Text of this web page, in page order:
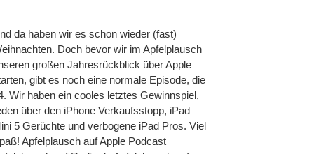
da haben wir es schon wieder (fast)
Doch bevor wir im Apfelplausch
großen Jahresrückblick über Apple
gibt es noch eine normale Episode, die
Wir haben ein cooles letztes Gewinnspiel,
über den iPhone Verkaufsstopp, iPad
5 Gerüchte und verbogene iPad Pros. Viel
Apfelplausch auf Apple Podcast